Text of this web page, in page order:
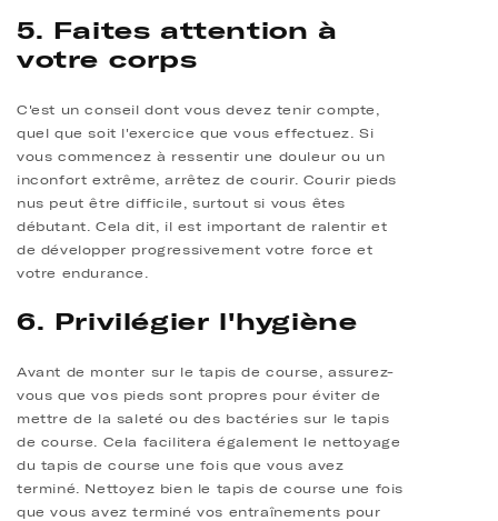
5. Faites attention à
votre corps
C'est un conseil dont vous devez tenir compte,
quel que soit l'exercice que vous effectuez. Si
vous commencez à ressentir une douleur ou un
inconfort extrême, arrêtez de courir. Courir pieds
nus peut être difficile, surtout si vous êtes
débutant. Cela dit, il est important de ralentir et
de développer progressivement votre force et
votre endurance.
6. Privilégier l'hygiène
Avant de monter sur le tapis de course, assurez-
vous que vos pieds sont propres pour éviter de
mettre de la saleté ou des bactéries sur le tapis
de course. Cela facilitera également le nettoyage
du tapis de course une fois que vous avez
terminé. Nettoyez bien le tapis de course une fois
que vous avez terminé vos entraînements pour